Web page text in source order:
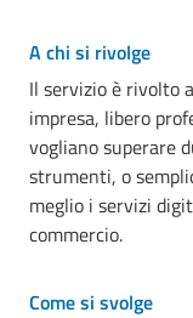
A chi si rivolge
Il servizio è rivolto
impresa, libero
vogliano superare
strumenti, o
meglio i servizi
commercio.
Come si svolge